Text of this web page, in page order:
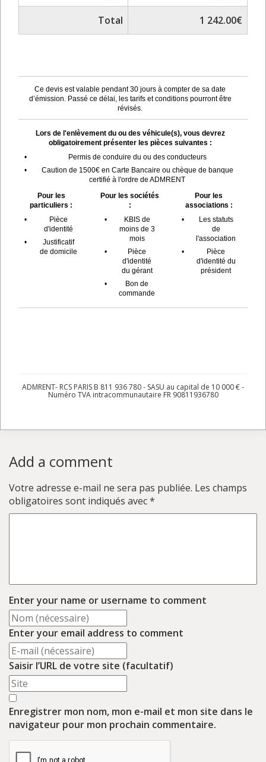
Total
1 242.00€
Ce devis est valable pendant 30 jours à compter de sa date
d’émission. Passé ce délai, les tarifs et conditions pourront être
révisés.
Lors de l'enlèvement du ou des véhicule(s), vous devrez
obligatoirement présenter les pièces suivantes :
•
Permis de conduire du ou des conducteurs
•
Caution de 1500€ en Carte Bancaire ou chèque de banque
certifié à l'ordre de ADMRENT
Pour les
particuliers :
•
Pièce
d'identité
•
Justificatif
de domicile
Pour les sociétés
:
•
KBIS de
moins de 3
mois
•
Pièce
d'identité
du gérant
•
Bon de
commande
Pour les
associations :
•
Les statuts
de
l'association
•
Pièce
d'identité du
président
ADMRENT- RCS PARIS B 811 936 780 - SASU au capital de 10 000 € -
Numéro TVA intracommunautaire FR 90811936780
Add a comment
Votre adresse e-mail ne sera pas publiée. Les champs
obligatoires sont indiqués avec*
Enter your name or username to comment
Enter your email address to comment
Saisir l’URL de votre site (facultatif)
Enregistrer mon nom, mon e-mail et mon site dans le
navigateur pour mon prochain commentaire.